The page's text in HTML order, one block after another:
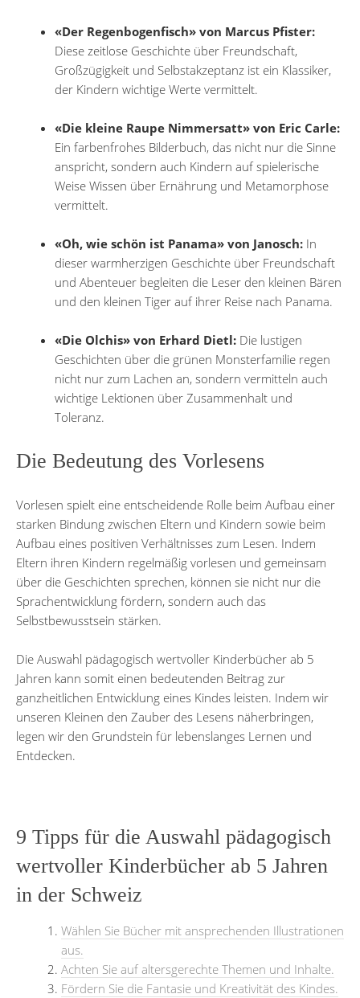
«Der Regenbogenfisch» von Marcus Pfister:
Diese zeitlose Geschichte über Freundschaft,
Großzügigkeit und Selbstakzeptanz ist ein Klassiker,
der Kindern wichtige Werte vermittelt.
«Die kleine Raupe Nimmersatt» von Eric Carle:
Ein farbenfrohes Bilderbuch, das nicht nur die Sinne
anspricht, sondern auch Kindern auf spielerische
Weise Wissen über Ernährung und Metamorphose
vermittelt.
«Oh, wie schön ist Panama» von Janosch: In
dieser warmherzigen Geschichte über Freundschaft
und Abenteuer begleiten die Leser den kleinen Bären
und den kleinen Tiger auf ihrer Reise nach Panama.
«Die Olchis» von Erhard Dietl: Die lustigen
Geschichten über die grünen Monsterfamilie regen
nicht nur zum Lachen an, sondern vermitteln auch
wichtige Lektionen über Zusammenhalt und
Toleranz.
Die Bedeutung des Vorlesens
Vorlesen spielt eine entscheidende Rolle beim Aufbau einer
starken Bindung zwischen Eltern und Kindern sowie beim
Aufbau eines positiven Verhältnisses zum Lesen. Indem
Eltern ihren Kindern regelmäßig vorlesen und gemeinsam
über die Geschichten sprechen, können sie nicht nur die
Sprachentwicklung fördern, sondern auch das
Selbstbewusstsein stärken.
Die Auswahl pädagogisch wertvoller Kinderbücher ab 5
Jahren kann somit einen bedeutenden Beitrag zur
ganzheitlichen Entwicklung eines Kindes leisten. Indem wir
unseren Kleinen den Zauber des Lesens näherbringen,
legen wir den Grundstein für lebenslanges Lernen und
Entdecken.
9 Tipps für die Auswahl pädagogisch
wertvoller Kinderbücher ab 5 Jahren
in der Schweiz
Wählen Sie Bücher mit ansprechenden Illustrationen
aus.
Achten Sie auf altersgerechte Themen und Inhalte.
Fördern Sie die Fantasie und Kreativität des Kindes.